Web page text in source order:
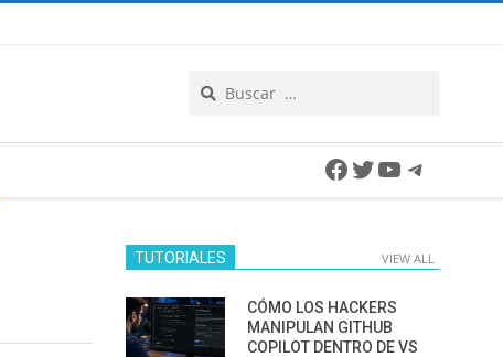
Facebook
Twitter
YouTube
TUTORIALES VIEW ALL
CÓMO LOS HACKERS
MANIPULAN GITHUB
COPILOT DENTRO DE VS